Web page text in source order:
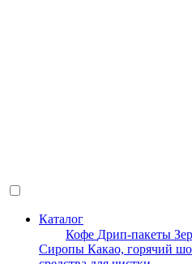
Каталог
Кофе Дрип-пакеты
Сиропы Какао, горячий